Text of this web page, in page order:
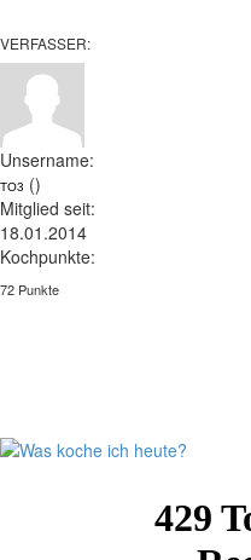
VERFASSER:
Unsername:
TO3 ()
Mitglied seit:
18.01.2014
Kochpunkte:
72 Punkte